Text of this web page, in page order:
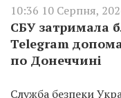
10:36 10 Серпня,
СБУ затримала
Telegram
по Донеччині
Служба безпеки